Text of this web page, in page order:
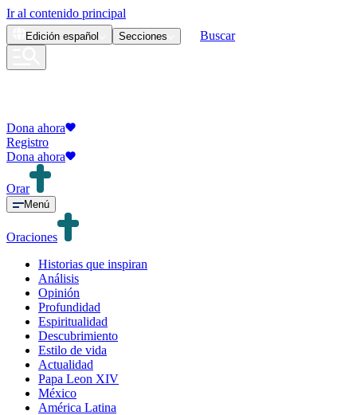
Ir al contenido principal
Edición español Secciones Buscar
Dona ahora
Registro
Dona ahora
Orar
Menú
Oraciones
Historias que inspiran
Análisis
Opinión
Profundidad
Espiritualidad
Descubrimiento
Estilo de vida
Actualidad
Papa Leon XIV
México
América Latina